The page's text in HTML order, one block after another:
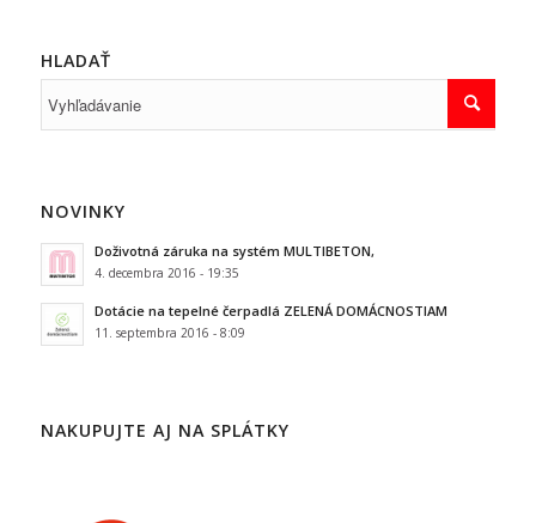
HLADAŤ
NOVINKY
Doživotná záruka na systém MULTIBETON,
4. decembra 2016 - 19:35
Dotácie na tepelné čerpadlá ZELENÁ DOMÁCNOSTIAM
11. septembra 2016 - 8:09
NAKUPUJTE AJ NA SPLÁTKY